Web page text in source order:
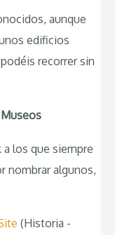
aunque
edificios
recorrer sin
a los que siempre
nombrar algunos,
(Historia -